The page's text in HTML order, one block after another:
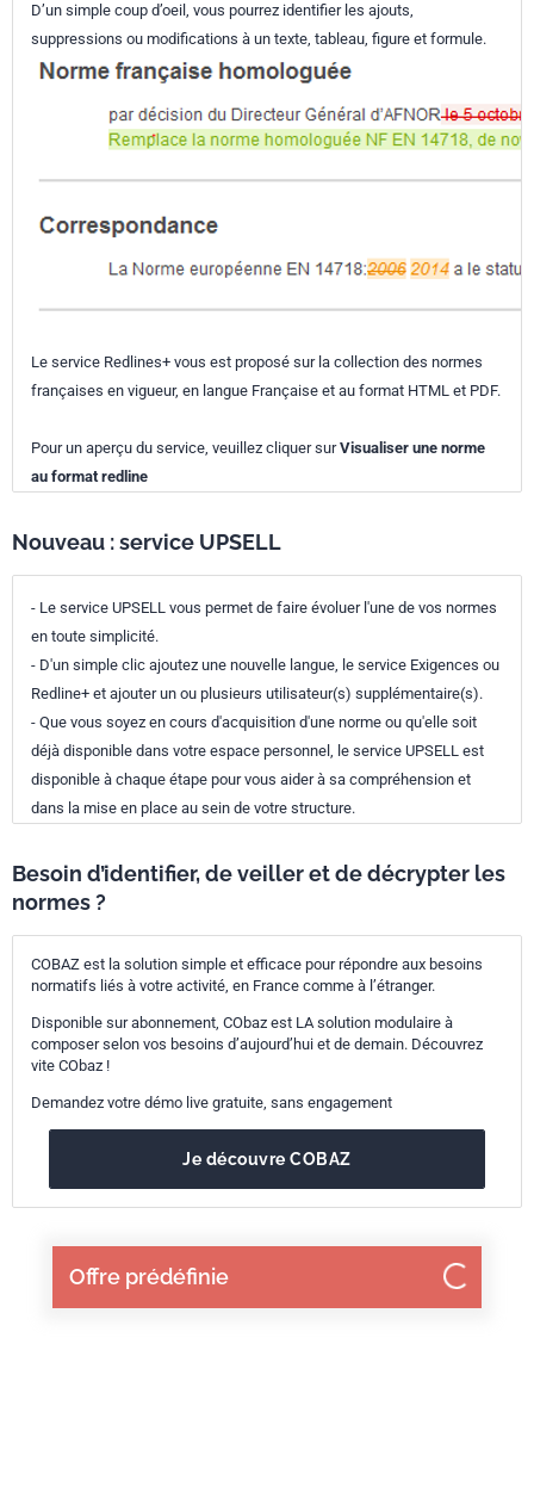
Offre prédéfinie
D’un simple coup d’oeil, vous pourrez identifier les ajouts,
suppressions ou modifications à un texte, tableau, figure et formule.
Le service Redlines+ vous est proposé sur la collection des normes
françaises en vigueur, en langue Française et au format HTML et PDF.
Pour un aperçu du service, veuillez cliquer surVisualiser une norme
au format redline
Nouveau : service UPSELL
- Le service UPSELL vous permet de faire évoluer l'une de vos normes
en toute simplicité.
- D'un simple clic ajoutez une nouvelle langue, le service Exigences ou
Redline+ et ajouter un ou plusieurs utilisateur(s) supplémentaire(s).
- Que vous soyez en cours d'acquisition d'une norme ou qu'elle soit
déjà disponible dans votre espace personnel, le service UPSELL est
disponible à chaque étape pour vous aider à sa compréhension et
dans la mise en place au sein de votre structure.
Besoin d’identifier, de veiller et de décrypter les
normes ?
COBAZ est la solution simple et efficace pour répondre aux besoins
normatifs liés à votre activité, en France comme à l’étranger.
Disponible sur abonnement, CObaz est LA solution modulaire à
composer selon vos besoins d’aujourd’hui et de demain. Découvrez
vite CObaz !
Demandez votre démo live gratuite, sans engagement
Je découvre COBAZ